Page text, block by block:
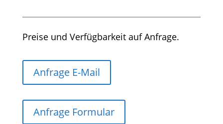
Preise und Verfügbarkeit auf Anfrage.
Anfrage E-Mail
Anfrage Formular